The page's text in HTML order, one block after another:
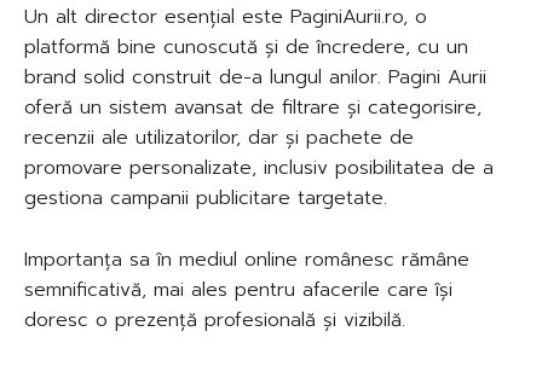
Un alt director esențial este PaginiAurii.ro, o
platformă bine cunoscută și de încredere, cu un
brand solid construit de-a lungul anilor. Pagini Aurii
oferă un sistem avansat de filtrare și categorisire,
recenzii ale utilizatorilor, dar și pachete de
promovare personalizate, inclusiv posibilitatea de a
gestiona campanii publicitare targetate.
Importanța sa în mediul online românesc rămâne
semnificativă, mai ales pentru afacerile care își
doresc o prezență profesională și vizibilă.